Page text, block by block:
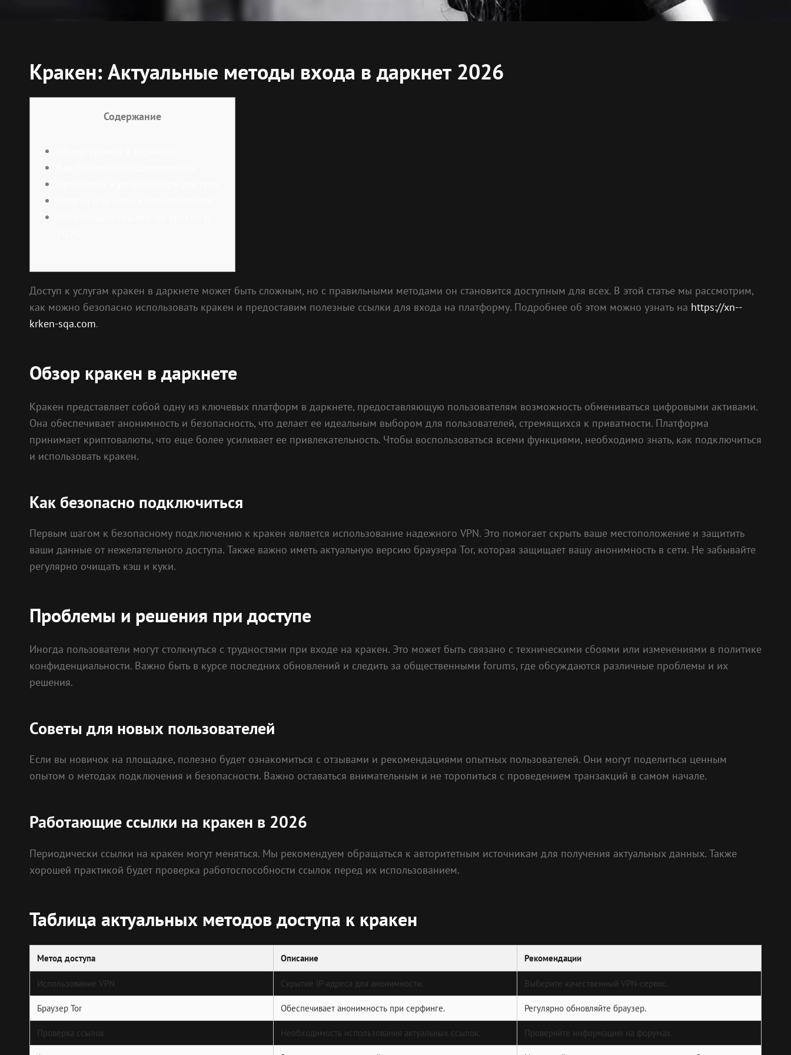
Кракен: Актуальные методы входа в даркнет 2026
Содержание
Доступ к услугам кракен в даркнете может быть сложным, но с правильными методами он становится доступным для всех. В этой статье мы рассмотрим,
как можно безопасно использовать кракен и предоставим полезные ссылки для входа на платформу. Подробнее об этом можно узнать на https://xn--
krken-sqa.com.
Обзор кракен в даркнете
Кракен представляет собой одну из ключевых платформ в даркнете, предоставляющую пользователям возможность обмениваться цифровыми активами.
Она обеспечивает анонимность и безопасность, что делает ее идеальным выбором для пользователей, стремящихся к приватности. Платформа
принимает криптовалюты, что еще более усиливает ее привлекательность. Чтобы воспользоваться всеми функциями, необходимо знать, как подключиться
и использовать кракен.
Как безопасно подключиться
Первым шагом к безопасному подключению к кракен является использование надежного VPN. Это помогает скрыть ваше местоположение и защитить
ваши данные от нежелательного доступа. Также важно иметь актуальную версию браузера Tor, которая защищает вашу анонимность в сети. Не забывайте
регулярно очищать кэш и куки.
Проблемы и решения при доступе
Иногда пользователи могут столкнуться с трудностями при входе на кракен. Это может быть связано с техническими сбоями или изменениями в политике
конфиденциальности. Важно быть в курсе последних обновлений и следить за общественными forums, где обсуждаются различные проблемы и их
решения.
Советы для новых пользователей
Если вы новичок на площадке, полезно будет ознакомиться с отзывами и рекомендациями опытных пользователей. Они могут поделиться ценным
опытом о методах подключения и безопасности. Важно оставаться внимательным и не торопиться с проведением транзакций в самом начале.
Работающие ссылки на кракен в 2026
Периодически ссылки на кракен могут меняться. Мы рекомендуем обращаться к авторитетным источникам для получения актуальных данных. Также
хорошей практикой будет проверка работоспособности ссылок перед их использованием.
Таблица актуальных методов доступа к кракен
Метод доступа Описание Рекомендации
Использование VPN Скрытие IP-адреса для анонимности. Выберите качественный VPN-сервис.
Браузер Tor Обеспечивает анонимность при серфинге. Регулярно обновляйте браузер.
Проверка ссылок Необходимость использования актуальных ссылок. Проверяйте информацию на форумах.